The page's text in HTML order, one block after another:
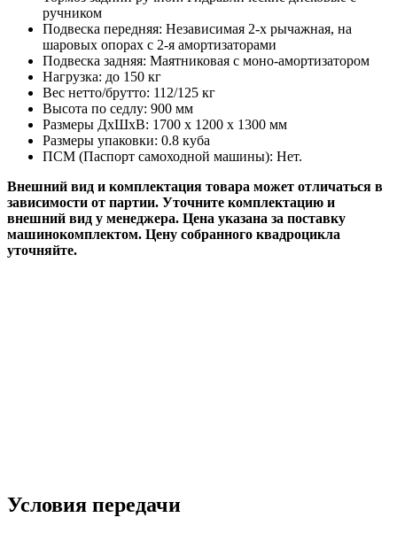
ручником
Подвеска передняя: Независимая 2-х рычажная, на
шаровых опорах с 2-я амортизаторами
Подвеска задняя: Маятниковая с моно-амортизатором
Нагрузка: до 150 кг
Вес нетто/брутто: 112/125 кг
Высота по седлу: 900 мм
Размеры ДхШхВ: 1700 x 1200 x 1300 мм
Размеры упаковки: 0.8 куба
ПСМ (Паспорт самоходной машины): Нет.
Внешний вид и комплектация товара может отличаться в
зависимости от партии. Уточните комплектацию и
внешний вид у менеджера.​ Цена указана за поставку
машинокомплектом. Цену собранного квадроцикла
уточняйте.
Условия передачи